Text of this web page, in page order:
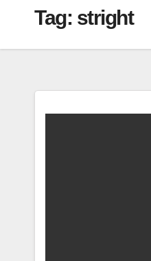
Tag: stright